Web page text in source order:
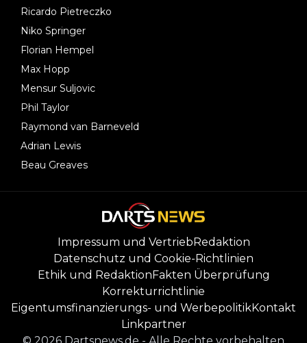
Ricardo Pietreczko
Niko Springer
Florian Hempel
Max Hopp
Mensur Suljovic
Phil Taylor
Raymond van Barneveld
Adrian Lewis
Beau Greaves
Impressum und VertriebRedaktion
Datenschutz und Cookie-Richtlinien
Ethik und RedaktionFakten Überprüfung
Korrekturrichtlinie
Eigentumsfinanzierungs- und WerbepolitikKontakt
Linkpartner
© 2026 Dartsnews.de - Alle Rechte vorbehalten